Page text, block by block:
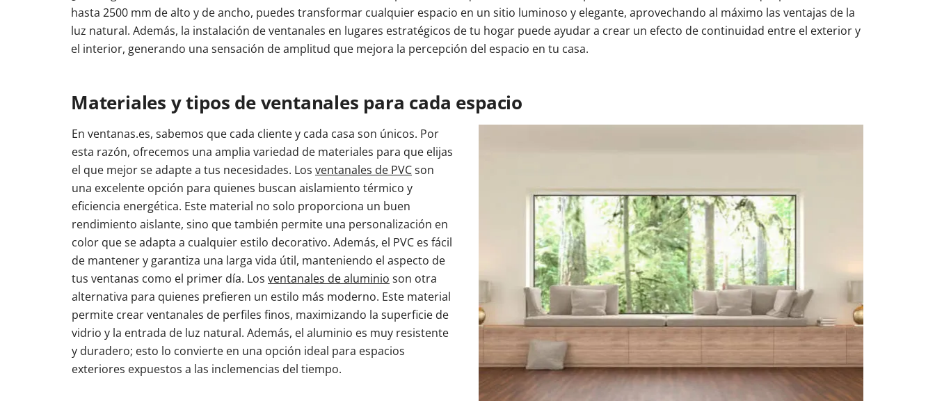
hasta 2500 mm de alto y de ancho, puedes transformar cualquier espacio en un sitio luminoso y elegante, aprovechando al máximo las ventajas de la
luz natural. Además, la instalación de ventanales en lugares estratégicos de tu hogar puede ayudar a crear un efecto de continuidad entre el exterior y
el interior, generando una sensación de amplitud que mejora la percepción del espacio en tu casa.
Materiales y tipos de ventanales para cada espacio
En ventanas.es, sabemos que cada cliente y cada casa son únicos. Por
esta razón, ofrecemos una amplia variedad de materiales para que elijas
el que mejor se adapte a tus necesidades. Los ventanales de PVCson
una excelente opción para quienes buscan aislamiento térmico y
eficiencia energética. Este material no solo proporciona un buen
rendimiento aislante, sino que también permite una personalización en
color que se adapta a cualquier estilo decorativo. Además, el PVC es fácil
de mantener y garantiza una larga vida útil, manteniendo el aspecto de
tus ventanas como el primer día. Los ventanales de aluminio son otra
alternativa para quienes prefieren un estilo más moderno. Este material
permite crear ventanales de perfiles finos, maximizando la superficie de
vidrio y la entrada de luz natural. Además, el aluminio es muy resistente
y duradero; esto lo convierte en una opción ideal para espacios
exteriores expuestos a las inclemencias del tiempo.